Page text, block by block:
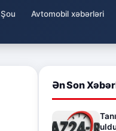
Şou Avtomobil xəbərləri
Ən Son